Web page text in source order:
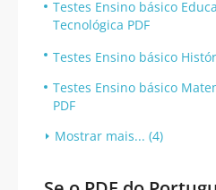
Testes Ensino básico
Tecnológica PDF
Testes Ensino básico
Testes Ensino básico
PDF
Mostrar mais... (4)